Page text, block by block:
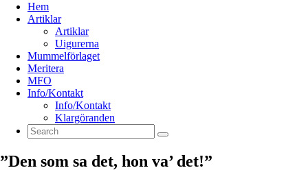
Hem
Artiklar
Artiklar
Uigurerna
Mummelförlaget
Meritera
MFO
Info/Kontakt
Info/Kontakt
Klargöranden
”Den som sa det, hon va’ det!”